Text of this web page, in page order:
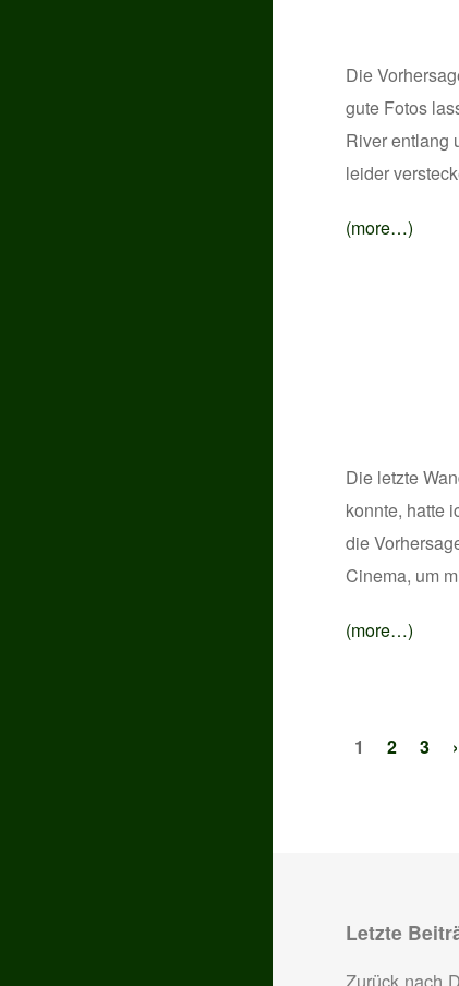
Die
gute Fotos
River entlang
leider
(more…)
Die letzte
konnte, hatte
die
Cinema, um
(more…)
1 2 3 ›
Letzte
Zurück nach